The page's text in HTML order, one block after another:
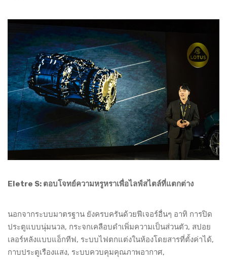
Eletre S: ตอบโจทย์ความหรูหราเพื่อไลฟ์สไตล์ที่แตกต่าง
นอกจากระบบมาตรฐาน ยังครบครันด้วยฟีเจอร์อื่นๆ อาทิ การปิด
ประตูแบบนุ่มนวล, กระจกเคลือบดำเพิ่มความเป็นส่วนตัว, สปอย
เลอร์หลังแบบแอ็กทีฟ, ระบบไฟตกแต่งในห้องโดยสารที่ตั้งค่าได้,
กาบประตูเรืองแสง, ระบบควบคุมคุณภาพอากาศ,